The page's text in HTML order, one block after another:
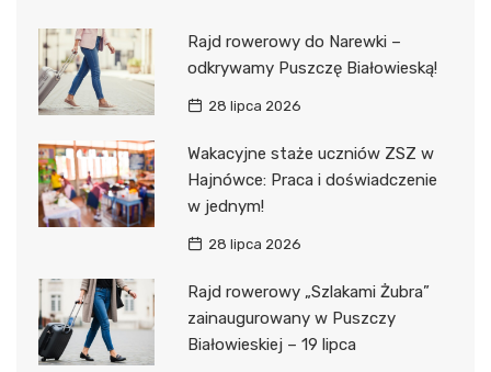
Rajd rowerowy do Narewki –
odkrywamy Puszczę Białowieską!
28 lipca 2026
Wakacyjne staże uczniów ZSZ w
Hajnówce: Praca i doświadczenie
w jednym!
28 lipca 2026
Rajd rowerowy „Szlakami Żubra”
zainaugurowany w Puszczy
Białowieskiej – 19 lipca